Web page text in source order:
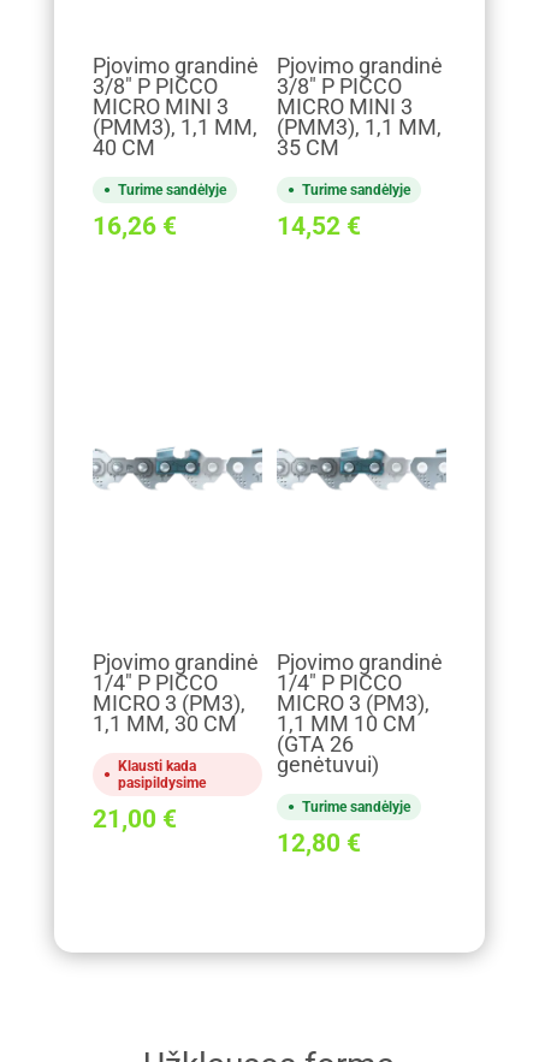
Pjovimo grandinė
3/8" P PICCO
MICRO MINI 3
(PMM3), 1,1 MM,
40 CM
Turime sandėlyje
16,26 €
Pjovimo grandinė
3/8" P PICCO
MICRO MINI 3
(PMM3), 1,1 MM,
35 CM
Turime sandėlyje
14,52 €
Pjovimo grandinė
1/4" P PICCO
MICRO 3 (PM3),
1,1 MM, 30 CM
Klausti kada
pasipildysime
21,00 €
Pjovimo grandinė
1/4" P PICCO
MICRO 3 (PM3),
1,1 MM 10 CM
(GTA 26
genėtuvui)
Turime sandėlyje
12,80 €